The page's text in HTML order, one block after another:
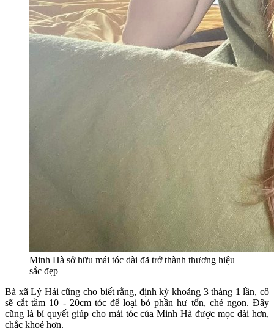
Minh Hà sở hữu mái tóc dài đã trở thành thương hiệu
sắc đẹp
Bà xã Lý Hải cũng cho biết rằng, định kỳ khoảng 3 tháng 1 lần, cô
sẽ cắt tầm 10 - 20cm tóc để loại bỏ phần hư tổn, chẻ ngon. Đây
cũng là bí quyết giúp cho mái tóc của Minh Hà được mọc dài hơn,
chắc khoẻ hơn.